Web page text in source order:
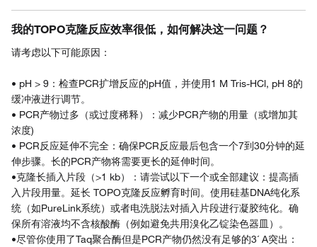
我的TOPO克隆反应效率很低，如何解决这一问题？
请考虑以下可能原因：
• pH > 9：检查PCR扩增反应的pH值，并使用1 M Tris-HCl, pH 8的
缓冲液进行调节。
• PCR产物过多（或过度稀释）：减少PCR产物的用量（或增加其
浓度)
• PCR反应延伸不完全：确保PCR反应最后包含一个7到30分钟的延
伸步骤。长的PCR产物将需要更长的延伸时间。
•克隆长插入片段（>1 kb）：请尝试以下一个或全部建议：提高插
入片段用量。延长 TOPO克隆反应孵育时间。使用硅基DNA纯化系
统（如PureLink系统）或者电洗脱法对插入片段进行凝胶纯化。确
保所有溶液均不含核酸酶（例如避免共用溴化乙锭染色器皿）。
•尽管你使用了Taq聚合酶但是PCR产物仍然没有足够的3´ A突出：